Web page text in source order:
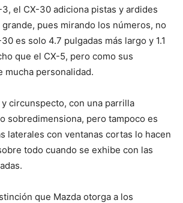
el CX-30 adiciona pistas y ardides
pues mirando los números, no
es solo 4.7 pulgadas más largo y 1.1
que el CX-5, pero como sus
mucha personalidad.
circunspecto, con una parrilla
sobredimensiona, pero tampoco es
laterales con ventanas cortas lo hacen
todo cuando se exhibe con las
que Mazda otorga a los